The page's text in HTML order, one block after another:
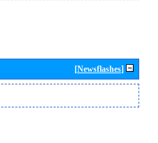
[Newsflashes]